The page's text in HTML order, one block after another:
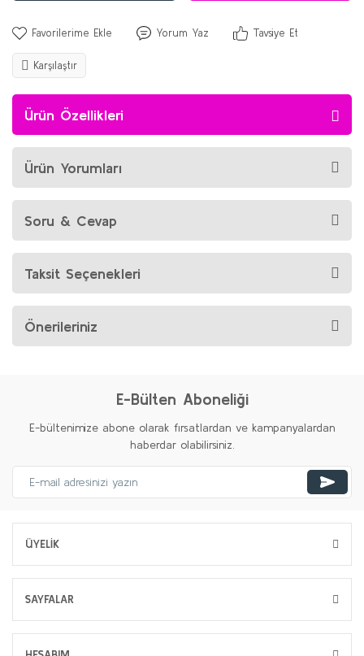
Yorum Yaz Tavsiye Et
Karşılaştır
Ürün Özellikleri
Ürün Yorumları
Soru & Cevap
Taksit Seçenekleri
Önerileriniz
E-Bülten Aboneliği
E-bültenimize abone olarak fırsatlardan ve kampanyalardan
haberdar olabilirsiniz.
ÜYELİK
SAYFALAR